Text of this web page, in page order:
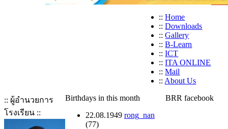
:: Home
:: Downloads
:: Gallery
:: B-Learn
:: ICT
:: ITA ONLINE
:: Mail
:: About Us
:: ผู้อำนวยการ
โรงเรียน ::
Birthdays in this month
22.08.1949 rong_nan
(77)
BRR facebook